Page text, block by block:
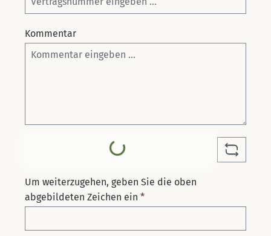
Kommentar
Loading...
Um weiterzugehen, geben Sie die oben
abgebildeten Zeichen ein *